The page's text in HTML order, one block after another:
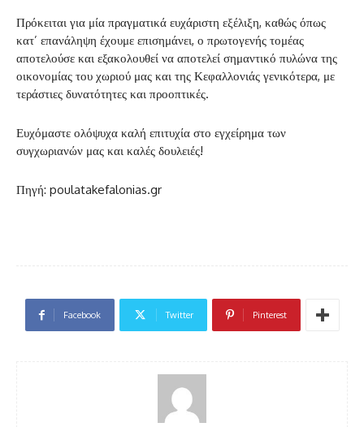
Πρόκειται για μία πραγματικά ευχάριστη εξέλιξη, καθώς όπως
κατ’ επανάληψη έχουμε επισημάνει, ο πρωτογενής τομέας
αποτελούσε και εξακολουθεί να αποτελεί σημαντικό πυλώνα της
οικονομίας του χωριού μας και της Κεφαλλονιάς γενικότερα, με
τεράστιες δυνατότητες και προοπτικές.
Ευχόμαστε ολόψυχα καλή επιτυχία στο εγχείρημα των
συγχωριανών μας και καλές δουλειές!
Πηγή: poulatakefalonias.gr
Facebook Twitter Pinterest